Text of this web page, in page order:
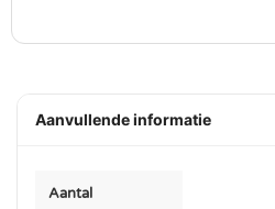
Aanvullende informatie
Aantal